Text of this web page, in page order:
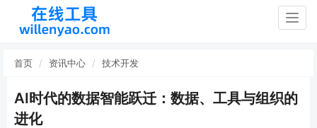
首页 资讯中心 技术开发
AI时代的数据智能跃迁：数据、工具与组织的
进化